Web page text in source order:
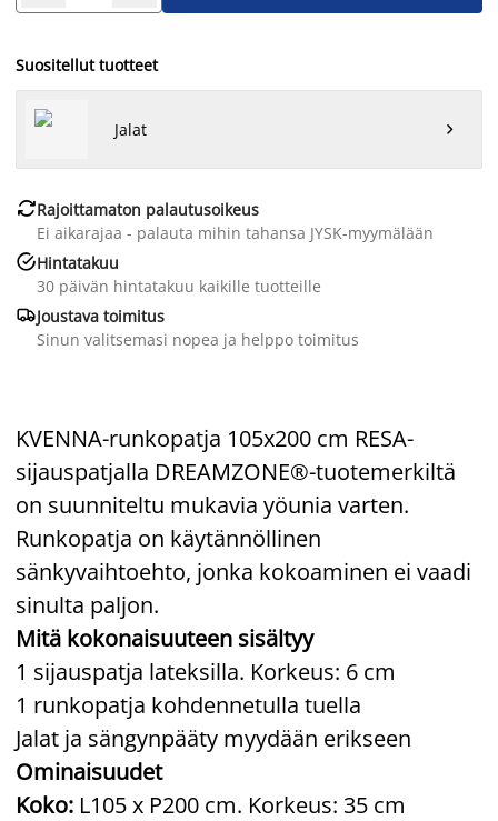
Suositellut tuotteet
Jalat 
Rajoittamaton palautusoikeus
Ei aikarajaa - palauta mihin tahansa JYSK-myymälään
Hintatakuu
30 päivän hintatakuu kaikille tuotteille
Joustava toimitus
Sinun valitsemasi nopea ja helppo toimitus
KVENNA-runkopatja 105x200 cm RESA-
sijauspatjalla DREAMZONE®-tuotemerkiltä
on suunniteltu mukavia yöunia varten.
Runkopatja on käytännöllinen
sänkyvaihtoehto, jonka kokoaminen ei vaadi
sinulta paljon.
Mitä kokonaisuuteen sisältyy
1 sijauspatja lateksilla. Korkeus: 6 cm
1 runkopatja kohdennetulla tuella
Jalat ja sängynpääty myydään erikseen
Ominaisuudet
Koko: L105 x P200 cm. Korkeus: 35 cm